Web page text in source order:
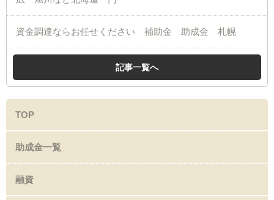
資金調達ならお任せください 補助金 助成金 札幌
記事一覧へ
TOP
助成金一覧
融資